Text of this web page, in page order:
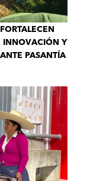
INNOVACIÓN Y
PASANTÍA